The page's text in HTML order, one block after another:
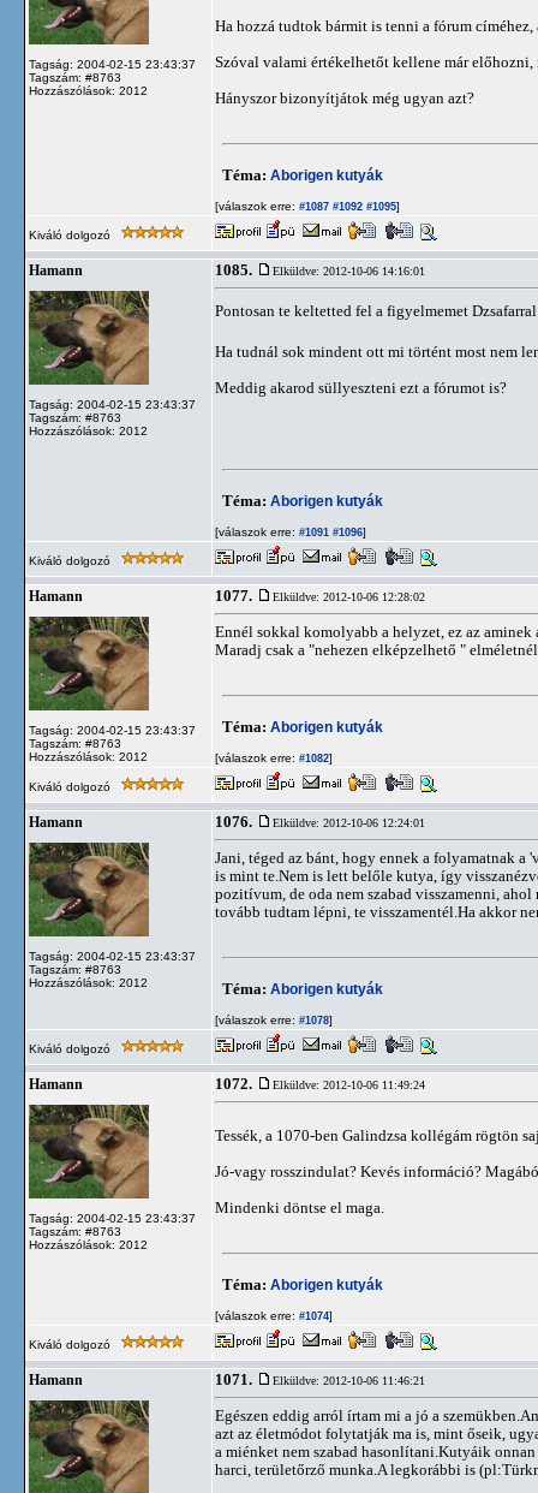
Tagság: 2004-02-15 23:43:37
Tagszám: #8763
Hozzászólások: 2012
Ha hozzá tudtok bármit is tenni a fórum
Szóval valami értékelhetőt kellene már
Hányszor bizonyítjátok még ugyan azt?
Téma: Aborigen kutyák
[válaszok erre: #1087 #1092 #1095]
Kiváló dolgozó
Hamann
Tagság: 2004-02-15 23:43:37
Tagszám: #8763
Hozzászólások: 2012
1085. Elküldve: 2012-10-06 14:16:01
Pontosan te keltetted fel a figyelmemet
Ha tudnál sok mindent ott mi történt most nem
Meddig akarod süllyeszteni ezt a fórumot is?
Téma: Aborigen kutyák
[válaszok erre: #1091 #1096]
Kiváló dolgozó
Hamann
Tagság: 2004-02-15 23:43:37
Tagszám: #8763
Hozzászólások: 2012
1077. Elküldve: 2012-10-06 12:28:02
Ennél sokkal komolyabb a helyzet, ez az
Maradj csak a "nehezen elképzelhető "
Téma: Aborigen kutyák
[válaszok erre: #1082]
Kiváló dolgozó
Hamann
Tagság: 2004-02-15 23:43:37
Tagszám: #8763
Hozzászólások: 2012
1076. Elküldve: 2012-10-06 12:24:01
Jani, téged az bánt, hogy ennek a folyamatnak a
is mint te.Nem is lett belőle kutya, így
pozitívum, de oda nem szabad visszamenni,
tovább tudtam lépni, te visszamentél.Ha akkor
Téma: Aborigen kutyák
[válaszok erre: #1078]
Kiváló dolgozó
Hamann
Tagság: 2004-02-15 23:43:37
Tagszám: #8763
Hozzászólások: 2012
1072. Elküldve: 2012-10-06 11:49:24
Tessék, a 1070-ben Galindzsa kollégám rögtön
Jó-vagy rosszindulat? Kevés információ?
Mindenki döntse el maga.
Téma: Aborigen kutyák
[válaszok erre: #1074]
Kiváló dolgozó
Hamann 1071. Elküldve: 2012-10-06 11:46:21
Egészen eddig arról írtam mi a jó a
azt az életmódot folytatják ma is, mint őseik,
a miénket nem szabad hasonlítani.Kutyáik
harci, területőrző munka.A legkorábbi is